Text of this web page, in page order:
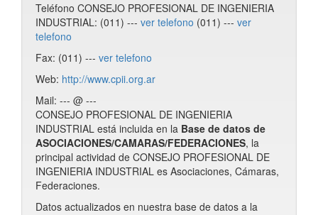
Teléfono CONSEJO PROFESIONAL DE INGENIERIA
INDUSTRIAL: (011) --- ver telefono (011) --- ver
telefono
Fax: (011) --- ver telefono
Web: http://www.cpii.org.ar
Mail: --- @ ---
CONSEJO PROFESIONAL DE INGENIERIA
INDUSTRIAL está incluida en la Base de datos de
ASOCIACIONES/CAMARAS/FEDERACIONES, la
principal actividad de CONSEJO PROFESIONAL DE
INGENIERIA INDUSTRIAL es Asociaciones, Cámaras,
Federaciones.
Datos actualizados en nuestra base de datos a la